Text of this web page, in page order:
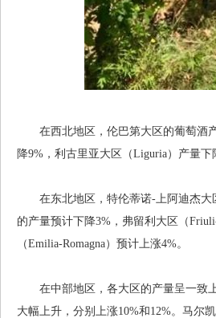
在西北地区，伦巴第大区的葡萄酒产
降9%，利古里亚大区（Liguria）产量下
在东北地区，特伦蒂诺-上阿迪杰大区
的产量预计下降3%，弗留利大区（
（Emilia-Romagna）预计上涨4%。
在中部地区，各大区的产量呈一致上
大幅上升，分别上涨10%和12%。马尔